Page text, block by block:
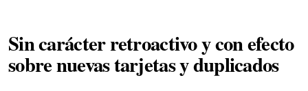
Sin carácter retroactivo y con efecto
sobre nuevas tarjetas y duplicados